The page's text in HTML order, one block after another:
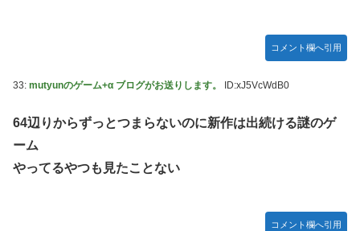
コメント欄へ引用
33: mutyunのゲーム+α ブログがお送りします。 ID:xJ5VcWdB0
64辺りからずっとつまらないのに新作は出続ける謎のゲ
ーム
やってるやつも見たことない
コメント欄へ引用